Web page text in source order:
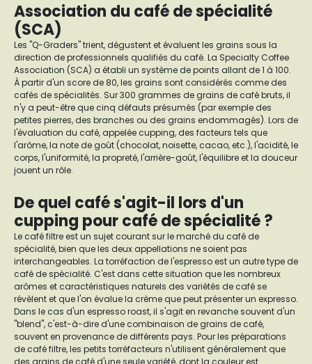
Association du café de spécialité
(SCA)
Les "Q-Graders" trient, dégustent et évaluent les grains sous la
direction de professionnels qualifiés du café. La Specialty Coffee
Association (SCA) a établi un système de points allant de 1 à 100.
À partir d'un score de 80, les grains sont considérés comme des
cafés de spécialités. Sur 300 grammes de grains de café bruts, il
n'y a peut-être que cinq défauts présumés (par exemple des
petites pierres, des branches ou des grains endommagés). Lors de
l'évaluation du café, appelée cupping, des facteurs tels que
l'arôme, la note de goût (chocolat, noisette, cacao, etc.), l'acidité, le
corps, l'uniformité, la propreté, l'arrière-goût, l'équilibre et la douceur
jouent un rôle.
De quel café s'agit-il lors d'un
cupping pour café de spécialité ?
Le café filtre est un sujet courant sur le marché du café de
spécialité, bien que les deux appellations ne soient pas
interchangeables. La torréfaction de l'espresso est un autre type de
café de spécialité. C'est dans cette situation que les nombreux
arômes et caractéristiques naturels des variétés de café se
révèlent et que l'on évalue la crème que peut présenter un expresso.
Dans le cas d'un espresso roast, il s'agit en revanche souvent d'un
"blend", c'est-à-dire d'une combinaison de grains de café,
souvent en provenance de différents pays. Pour les préparations
de café filtre, les petits torréfacteurs n'utilisent généralement que
des grains de café d'une seule variété, dont la couleur est